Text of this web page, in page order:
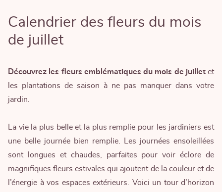
Calendrier des fleurs du mois
de juillet
Découvrez les fleurs emblématiques du mois de juilletet
les plantations de saison à ne pas manquer dans votre
jardin.
La vie la plus belle et la plus remplie pour les jardiniers est
une belle journée bien remplie. Les journées ensoleillées
sont longues et chaudes, parfaites pour voir éclore de
magnifiques fleurs estivales qui ajoutent de la couleur et de
l’énergie à vos espaces extérieurs. Voici un tour d’horizon